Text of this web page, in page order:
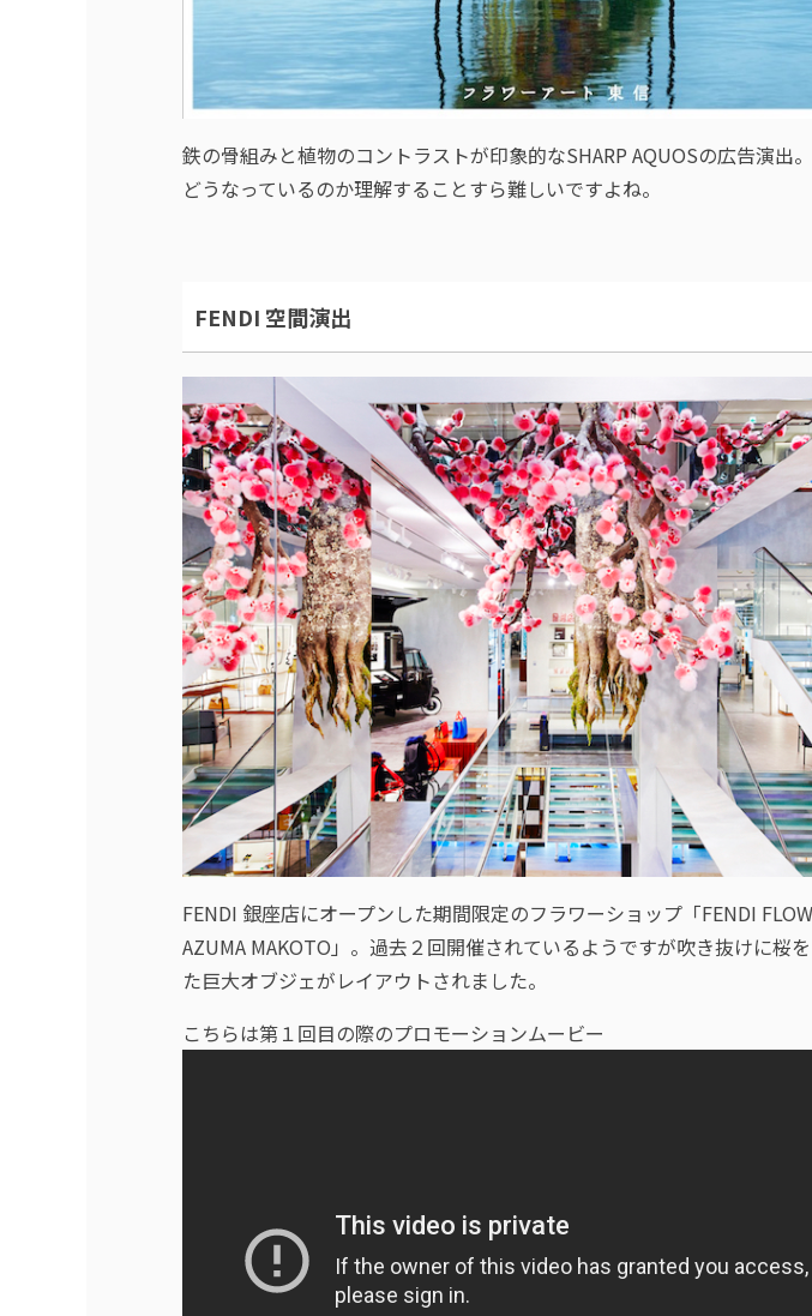
鉄の骨組みと植物のコントラストが印象的なSHARP AQUOSの広告演出
どうなっているのか理解することすら難しいですよね。
FENDI 空間演出
FENDI 銀座店にオープンした期間限定のフラワーショップ「FENDI
AZUMA MAKOTO」。過去２回開催されているようですが吹き抜けに桜
た巨大オブジェがレイアウトされました。
こちらは第１回目の際のプロモーションムービー